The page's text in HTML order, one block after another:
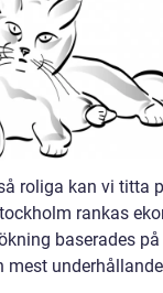
roliga kan vi titta
rankas
baserades
mest